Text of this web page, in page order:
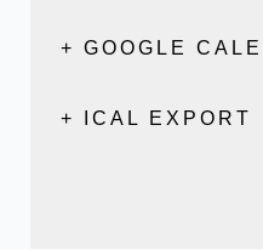
+ GOOGLE
+ ICAL EXPORT